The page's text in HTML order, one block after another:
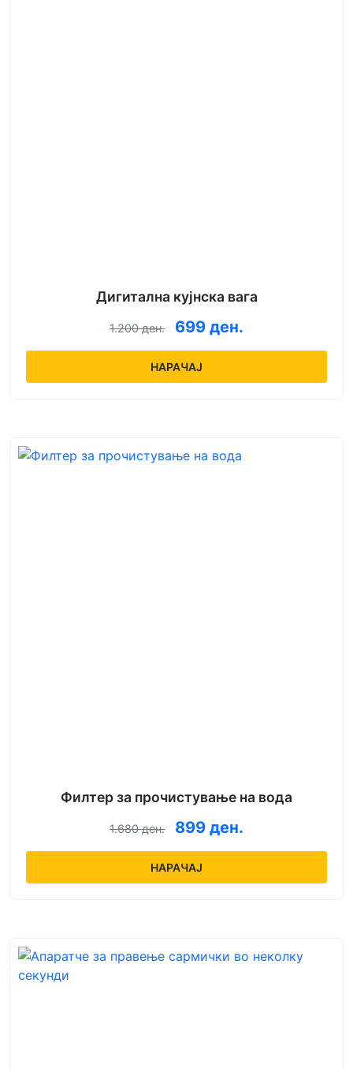
Дигитална кујнска вага
1.200 ден. 699 ден.
НАРАЧАЈ
Филтер за прочистување на вода
1.680 ден. 899 ден.
НАРАЧАЈ